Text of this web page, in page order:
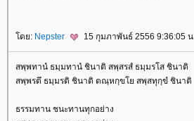
ดย: Nepster 15 กุมภาพันธ์ 2556 9:36:05 น.
สพฺพทานํ ธมฺมทานํ ชินาติ สพฺสรสํ ธมฺมรโส ชินาติ
สพฺพรตึ ธมฺมรติ ชินาติ ตณฺหกฺขโย สพฺสทุกฺขํ ชินาติ
ธรรมทาน ชนะทานทุกอย่าง